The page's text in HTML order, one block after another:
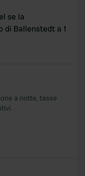
se la
di Ballenstedt a 1
a notte, tasse